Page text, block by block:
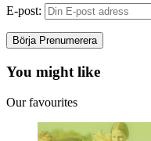
E-post:
You might like
Our favourites